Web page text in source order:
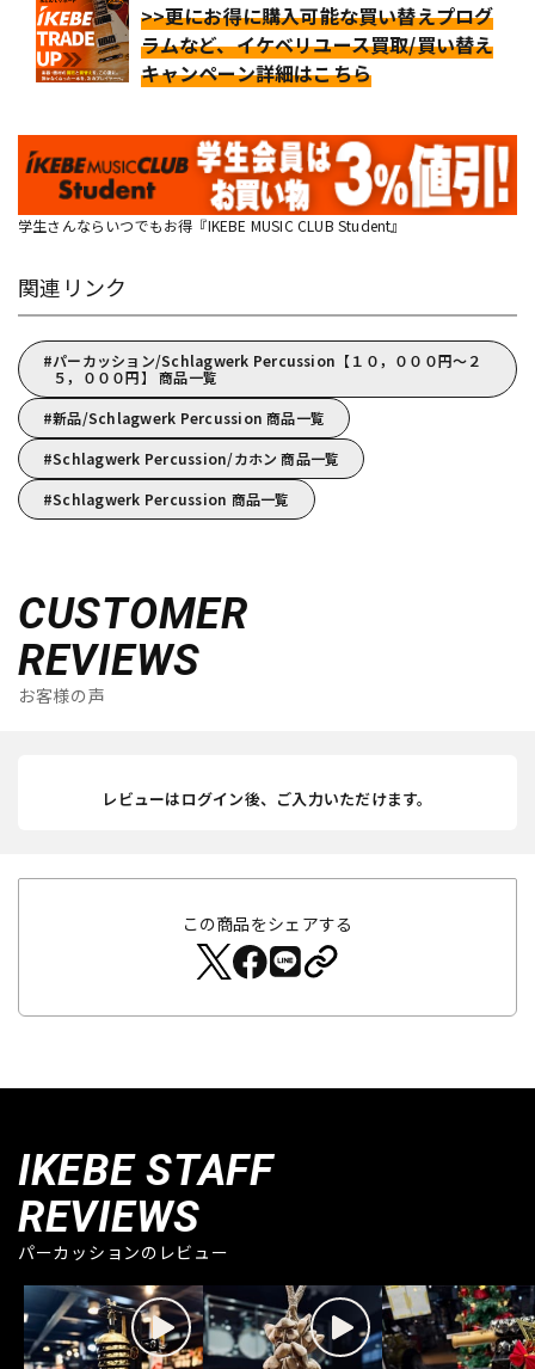
>>更にお得に購入可能な買い替えプログ
ラムなど、イケベリユース買取/買い替え
キャンペーン詳細はこちら
学生さんならいつでもお得『IKEBE MUSIC CLUB Student』
関連リンク
パーカッション/Schlagwerk Percussion【１０，０００円～２
５，０００円】 商品一覧
新品/Schlagwerk Percussion 商品一覧
Schlagwerk Percussion/カホン 商品一覧
Schlagwerk Percussion 商品一覧
CUSTOMER
REVIEWS
お客様の声
レビューはログイン後、ご入力いただけます。
この商品をシェアする
IKEBE STAFF
REVIEWS
パーカッションのレビュー